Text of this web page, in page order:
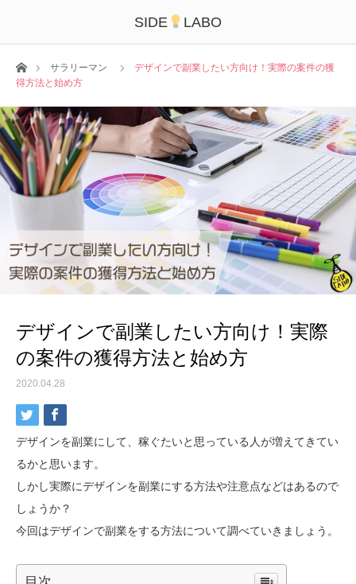
SIDE LABO
ホームサラリーマン
デザインで副業したい方向け！実際の案件の獲
得方法と始め方
デザインで副業したい方向け！実際
の案件の獲得方法と始め方
2020.04.28
デザインを副業にして、稼ぐたいと思っている人が増えてきてい
るかと思います。
しかし実際にデザインを副業にする方法や注意点などはあるので
しょうか？
今回はデザインで副業をする方法について調べていきましょう。